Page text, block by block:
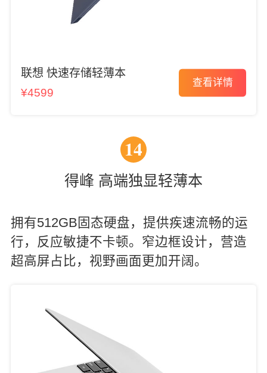
联想 快速存储轻薄本
¥4599
查看详情
14
得峰 高端独显轻薄本
拥有512GB固态硬盘，提供疾速流畅的运
行，反应敏捷不卡顿。窄边框设计，营造
超高屏占比，视野画面更加开阔。